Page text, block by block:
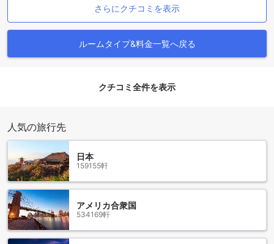
ことができます。ゲストは快適な客室での食事を楽しむこと
保つことができます。センチュリー パーク ホテルは、お客様
の食事体験を最高のものにするために、幅広いダイニングオ
をお約束するスーペリアツインルームは、広々とした34平方
メートルの空間にシングルベッド2台を配し、ゆったりとおく
つろぎいただけます。デラックスルームは、シングルまたは
ダブルベッドの選択肢があり、同じく34平方メートルの広さ
で快適さを追求しています。ジュニアスイートは、53平方メ
ートルの広さにキングベッドを備え、より贅沢な空間をお楽
しみいただけます。ファミリーやグループには、53平方メー
トルのファミリースイートや、110平方メートルの標準スイー
ト3ベッドルームがおすすめです。スカイビューキングルーム
やグランドデラックストリプルも、多彩な選択肢としてご用
さらにクチコミを表示
ルームタイプ&料金一覧へ戻る
クチコミ全件を表示
人気の旅行先
日本
159155軒
アメリカ合衆国
534169軒